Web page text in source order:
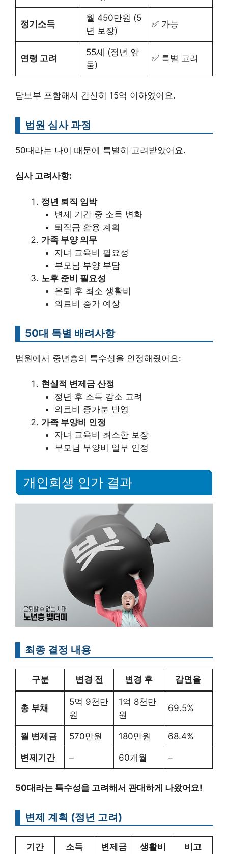
정기소득
월 450만원 (5
년 보장)
✅ 가능
연령 고려
55세 (정년 앞
둠)
✅ 특별 고려
담보부 포함해서 간신히 15억 이하였어요.
법원 심사 과정
50대라는 나이 때문에 특별히 고려받았어요.
심사 고려사항:
정년 퇴직 임박
변제 기간 중 소득 변화
퇴직금 활용 계획
가족 부양 의무
자녀 교육비 필요성
부모님 부양 부담
노후 준비 필요성
은퇴 후 최소 생활비
의료비 증가 예상
50대 특별 배려사항
법원에서 중년층의 특수성을 인정해줬어요:
현실적 변제금 산정
정년 후 소득 감소 고려
의료비 증가분 반영
가족 부양비 인정
자녀 교육비 최소한 보장
부모님 부양비 일부 인정
개인회생 인가 결과
최종 결정 내용
구분 변경 전 변경 후 감면율
총 부채
5억 9천만
원
1억 8천만
원
69.5%
월 변제금 570만원 180만원 68.4%
변제기간 – 60개월 –
50대라는 특수성을 고려해서 관대하게 나왔어요!
변제 계획 (정년 고려)
기간 소득 변제금 생활비 비고